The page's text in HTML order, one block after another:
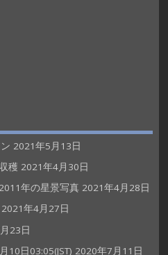
2021年5月13日
穫 2021年4月30日
年の星景写真 2021年4月28日
2021年4月27日
23日
10日03:05(JST) 2020年7月11日